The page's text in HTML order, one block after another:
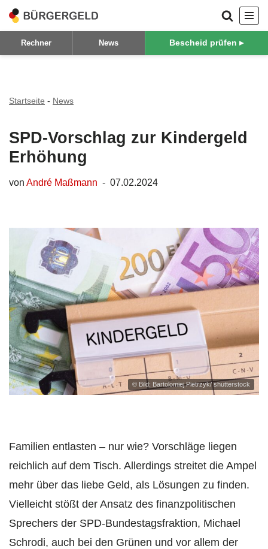
Zum
Inhalt
Rechner News Bescheid prüfen ▸
Startseite - News
SPD-Vorschlag zur Kindergeld
Erhöhung
von André Maßmann 07.02.2024
© Bild: Bartolomiej Pietrzyk/ shutterstock
Familien entlasten – nur wie? Vorschläge liegen
reichlich auf dem Tisch. Allerdings streitet die Ampel
mehr über das liebe Geld, als Lösungen zu finden.
Vielleicht stößt der Ansatz des finanzpolitischen
Sprechers der SPD-Bundestagsfraktion, Michael
Schrodi, auch bei den Grünen und vor allem der